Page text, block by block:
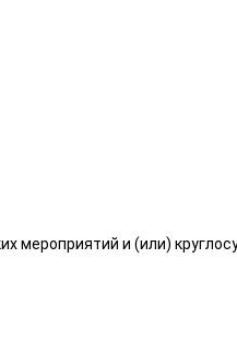
мероприятий и (или)